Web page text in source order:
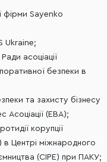
фірми Sayenko
Ukraine;
асоціації
безпеки в
та захисту бізнесу
Асоціації (ЕВА);
корупції
Центрі міжнародного
(CIPE) при ПАКУ;